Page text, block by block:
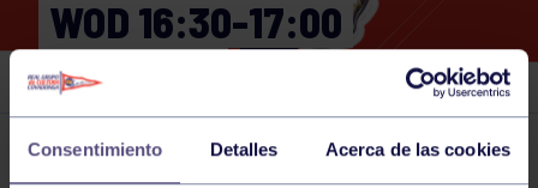
Consentimiento Detalles Acerca de las cookies
WOD 16:30-17:00
GIMNASIO